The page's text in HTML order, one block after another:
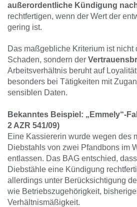
außerordentliche Kündigung
rechtfertigen, wenn der Wert der
gering ist.
Das maßgebliche Kriterium ist nicht
Schaden, sondern der
Arbeitsverhältnis beruht auf
besonders bei Tätigkeiten mit
sensiblen Daten.
Bekanntes Beispiel: „Emmely“-
2 AZR 541/09)
Eine Kassiererin wurde wegen des
Diebstahls von zwei Pfandbons im
entlassen. Das BAG entschied,
Diebstähle eine Kündigung
allerdings unter Berücksichtigung
wie Betriebszugehörigkeit,
Verhältnismäßigkeit.